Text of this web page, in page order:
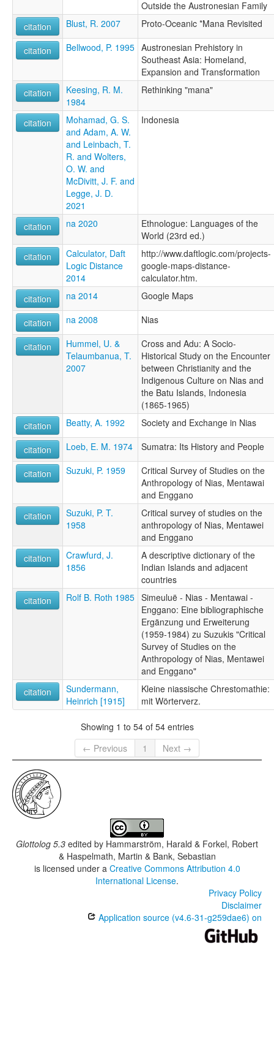
Outside the Austronesian Family
citation
Blust, R. 2007 Proto-Oceanic *Mana Revisited
citation Bellwood, P. 1995 Austronesian Prehistory in
Southeast Asia: Homeland,
Expansion and Transformation
citation
Keesing, R. M.
1984
Rethinking "mana"
citation
Mohamad, G. S.
and Adam, A. W.
and Leinbach, T.
R. and Wolters,
O. W. and
McDivitt, J. F. and
Legge, J. D.
2021
Indonesia
citation na 2020
Ethnologue: Languages of the
World (23rd ed.)
citation
Calculator, Daft
Logic Distance
2014
http://www.daftlogic.com/projects-
google-maps-distance-
calculator.htm.
citation
na 2014 Google Maps
citation na 2008 Nias
citation
Hummel, U. &
Telaumbanua, T.
2007
Cross and Adu: A Socio-
Historical Study on the Encounter
between Christianity and the
Indigenous Culture on Nias and
the Batu Islands, Indonesia
(1865-1965)
citation
Beatty, A. 1992 Society and Exchange in Nias
citation Loeb, E. M. 1974 Sumatra: Its History and People
citation Suzuki, P. 1959
Critical Survey of Studies on the
Anthropology of Nias, Mentawai
and Enggano
citation
Suzuki, P. T.
1958
Critical survey of studies on the
anthropology of Nias, Mentawei
and Enggano
citation
Crawfurd, J.
1856
A descriptive dictionary of the
Indian Islands and adjacent
countries
citation
Rolf B. Roth 1985 Simeuluë - Nias - Mentawai -
Enggano: Eine bibliographische
Ergänzung und Erweiterung
(1959-1984) zu Suzukis "Critical
Survey of Studies on the
Anthropology of Nias, Mentawei
and Enggano"
citation
Sundermann,
Heinrich [1915]
Kleine niassische Chrestomathie:
mit Wörterverz.
Showing 1 to 54 of 54 entries
← Previous
1 Next →
Glottolog 5.3 edited by Hammarström, Harald & Forkel, Robert
& Haspelmath, Martin & Bank, Sebastian
is licensed under a Creative Commons Attribution 4.0
International License.
Privacy Policy
Disclaimer
Application source (v4.6-31-g259dae6) on